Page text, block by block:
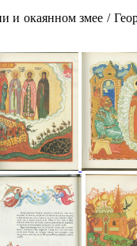
окаянном змее /